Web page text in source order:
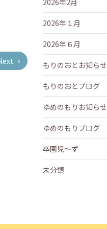
2026年１月
2026年６月
もりのおとお知らせ
もりのおとブログ
ゆめのもりお知らせ
ゆめのもりブログ
卒園児～ず
未分類